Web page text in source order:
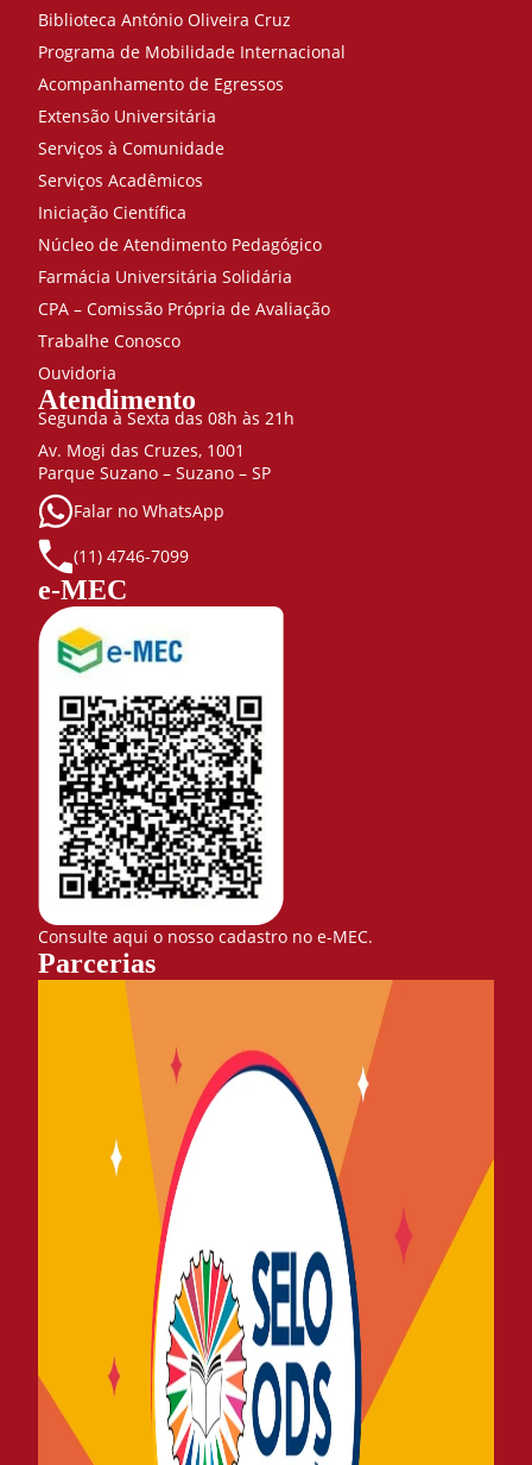
Biblioteca António Oliveira Cruz
Programa de Mobilidade Internacional
Acompanhamento de Egressos
Extensão Universitária
Serviços à Comunidade
Serviços Acadêmicos
Iniciação Científica
Núcleo de Atendimento Pedagógico
Farmácia Universitária Solidária
CPA – Comissão Própria de Avaliação
Trabalhe Conosco
Ouvidoria
Atendimento
Segunda à Sexta das 08h às 21h
Av. Mogi das Cruzes, 1001
Parque Suzano – Suzano – SP
Falar no WhatsApp
(11) 4746-7099
e-MEC
Consulte aqui o nosso cadastro no e-MEC.
Parcerias